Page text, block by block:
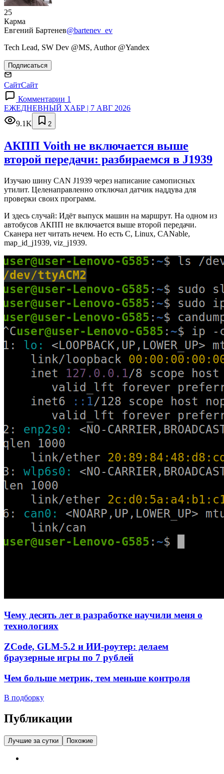
25
Карма
Евгений Бартенев@bartenev_ev
Tech Lead, SW Dev @MS, Author @Yandex
Подписаться
СайтСайт
Комментарии 1
ЕЖЕДНЕВНЫЙ ХАБР | 7 АВГ 2026
9.1K
2
АКПП Voith не включается выше
второй передачи: разбираемся в J1939
Изучаю шину CAN J1939 через написание самописных
утилит. Целенаправленно отключал датчик наддува для
проверки своих программ.
И здесь случай: Идёт выпуск машин на маршрут. На одном из
автобусов АКПП не включается выше второй передачи.
Сканера нет читать нечем. Но есть C, Linux, CANable,
map_id_j1939, viz_j1939.
Чему десять лет в разработке научили меня о
технологиях
ZCode, GLM-5.2 и ИИ-роутер: делаем
браузерные игры по 7 рублей
Чем больше метрик, тем меньше контроля
В подборку
Публикации
Лучшие за сутки Похожие